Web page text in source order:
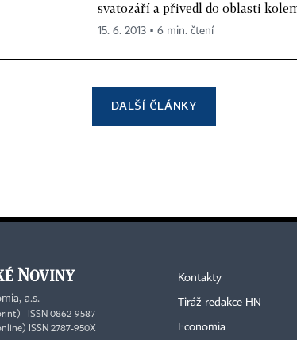
svatozáří a přivedl do oblasti
15. 6. 2013 ▪ 6 min. čtení
DALŠÍ ČLÁNKY
a.s.
ISSN 0862-9587
ISSN 2787-950X
Kontakty
Tiráž redakce HN
Economia